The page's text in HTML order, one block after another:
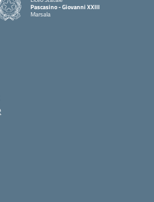
Pascasino - Giovanni XXIII
Marsala